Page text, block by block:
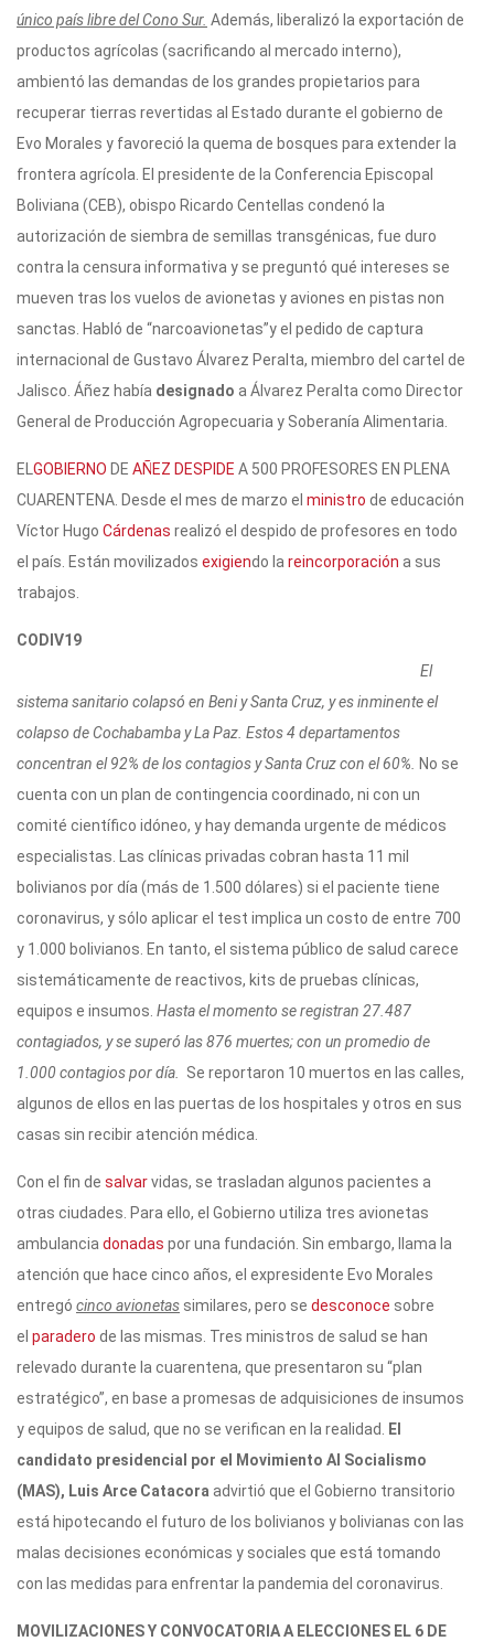
único país libre del Cono Sur. Además, liberalizó la exportación de
productos agrícolas (sacrificando al mercado interno),
ambientó las demandas de los grandes propietarios para
recuperar tierras revertidas al Estado durante el gobierno de
Evo Morales y favoreció la quema de bosques para extender la
frontera agrícola. El presidente de la Conferencia Episcopal
Boliviana (CEB), obispo Ricardo Centellas condenó la
autorización de siembra de semillas transgénicas, fue duro
contra la censura informativa y se preguntó qué intereses se
mueven tras los vuelos de avionetas y aviones en pistas non
sanctas. Habló de “narcoavionetas”y el pedido de captura
internacional de Gustavo Álvarez Peralta, miembro del cartel de
Jalisco. Áñez había designado a Álvarez Peralta como Director
General de Producción Agropecuaria y Soberanía Alimentaria.
EL GOBIERNO DE AÑEZ DESPIDE A 500 PROFESORES EN PLENA
CUARENTENA. Desde el mes de marzo el ministro de educación
Víctor Hugo Cárdenas realizó el despido de profesores en todo
el país. Están movilizados exigiendo la reincorporación a sus
trabajos.
CODIV19
El
sistema sanitario colapsó en Beni y Santa Cruz, y es inminente el
colapso de Cochabamba y La Paz. Estos 4 departamentos
concentran el 92% de los contagios y Santa Cruz con el 60%.
No se
cuenta con un plan de contingencia coordinado, ni con un
comité científico idóneo, y hay demanda urgente de médicos
especialistas. Las clínicas privadas cobran hasta 11 mil
bolivianos por día (más de 1.500 dólares) si el paciente tiene
coronavirus, y sólo aplicar el test implica un costo de entre 700
y 1.000 bolivianos. En tanto, el sistema público de salud carece
sistemáticamente de reactivos, kits de pruebas clínicas,
equipos e insumos. Hasta el momento se registran 27.487
contagiados, y se superó las 876 muertes; con un promedio de
1.000 contagios por día.
Se reportaron 10 muertos en las calles,
algunos de ellos en las puertas de los hospitales y otros en sus
casas sin recibir atención médica.
Con el fin de salvarvidas, se trasladan algunos pacientes a
otras ciudades. Para ello, el Gobierno utiliza tres avionetas
ambulancia donadas por una fundación. Sin embargo, llama la
atención que hace cinco años, el expresidente Evo Morales
entregó cinco avionetas similares, pero se desconoce sobre
el paradero de las mismas. Tres ministros de salud se han
relevado durante la cuarentena, que presentaron su “plan
estratégico”, en base a promesas de adquisiciones de insumos
y equipos de salud, que no se verifican en la realidad.
El
candidato presidencial por el Movimiento Al Socialismo
(MAS), Luis Arce Catacora advirtió que el Gobierno transitorio
está hipotecando el futuro de los bolivianos y bolivianas con las
malas decisiones económicas y sociales que está tomando
con las medidas para enfrentar la pandemia del coronavirus.
MOVILIZACIONES Y CONVOCATORIA A ELECCIONES EL 6 DE